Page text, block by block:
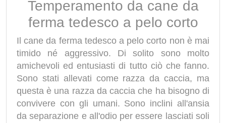
Temperamento da cane da
ferma tedesco a pelo corto
Il cane da ferma tedesco a pelo corto non è mai
timido né aggressivo. Di solito sono molto
amichevoli ed entusiasti di tutto ciò che fanno.
Sono stati allevati come razza da caccia, ma
questa è una razza da caccia che ha bisogno di
convivere con gli umani. Sono inclini all'ansia
da separazione e all'odio per essere lasciati soli